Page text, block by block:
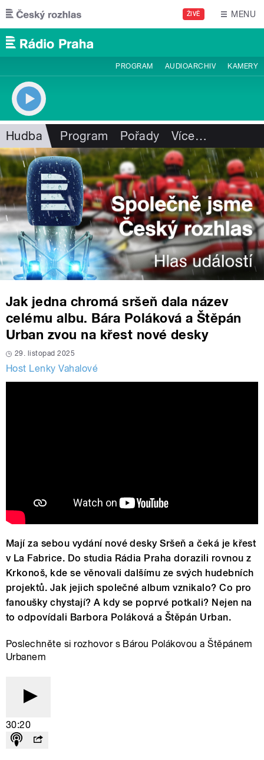
Přejít k hlavnímu obsahu
ŽIVĚ MENU
PROGRAM AUDIOARCHIV KAMERY
Hudba Program Pořady Více…
Jak jedna chromá sršeň dala název
celému albu. Bára Poláková a Štěpán
Urban zvou na křest nové desky
29. listopad 2025
Host Lenky Vahalové
Mají za sebou vydání nové desky Sršeň a čeká je křest
v La Fabrice. Do studia Rádia Praha dorazili rovnou z
Krkonoš, kde se věnovali dalšímu ze svých hudebních
projektů. Jak jejich společné album vznikalo? Co pro
fanoušky chystají? A kdy se poprvé potkali? Nejen na
to odpovídali Barbora Poláková a Štěpán Urban.
Poslechněte si rozhovor s Bárou Polákovou a Štěpánem
Urbanem
30:20